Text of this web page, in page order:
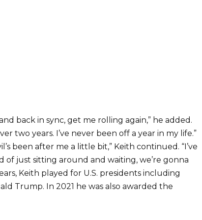
back in sync, get me rolling again,” he added.
two years. I’ve never been off a year in my life.”
been after me a little bit,” Keith continued. “I’ve
of just sitting around and waiting, we’re gonna
Keith played for U.S. presidents including
Trump. In 2021 he was also awarded the